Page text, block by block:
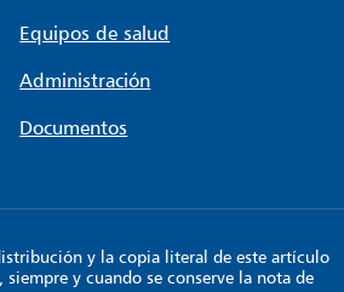
Equipos de salud
Administración
Documentos
y la copia literal de este artículo
y cuando se conserve la nota de